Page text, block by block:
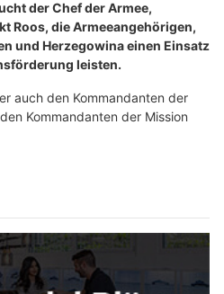
der Chef der Armee,
Roos, die Armeeangehörigen,
und Herzegowina einen Einsatz
leisten.
auch den Kommandanten der
Kommandanten der Mission